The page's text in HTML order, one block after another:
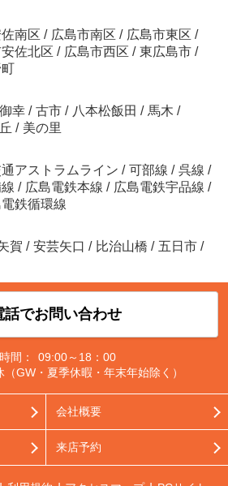
南区 / 広島市南区 / 広島市東区 /
佐北区 / 広島市西区 / 東広島市 /
幸 / 古市 / 八本松飯田 / 馬木 /
/ 美の里
アストラムライン / 可部線 / 呉線 /
/ 広島電鉄本線 / 広島電鉄宇品線 /
鉄循環線
賀 / 安芸矢口 / 比治山橋 / 五日市 /
話でお問い合わせ
間：
09:00～18：00
（GW・夏季休暇・年末年始除く）
会社概要
来店予約